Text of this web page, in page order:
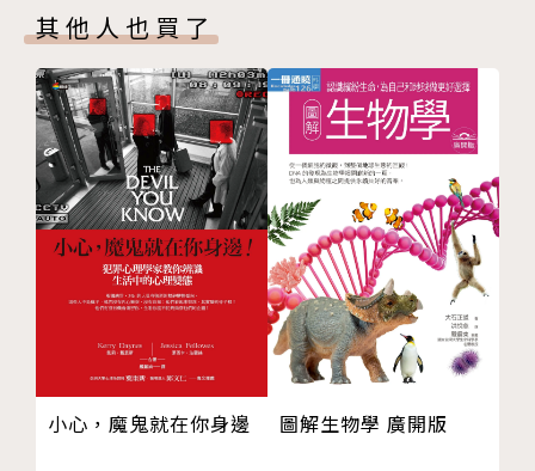
本書繼承美國生態學家奧爾多．李奧帕德，及自然
寫作作家本德．亨里希的寫作傳統，不僅富含知識、洋
溢人文氣息，更充滿令人嘴角上揚的有趣對比。不論你
是否喜愛拈花惹草，都會著迷於作者精彩生動的種子故
事。
本書特色：
★博客來選書暨2016年自然科普類年度暢銷榜No.2
★文化部第38次中小學生讀物人文社會類選介
★繼承美國生態學家奧爾多．李奧帕德，及自然寫作作
家本德．亨里希的寫作傳統
★作者曾獲約翰．巴勒斯獎章，亦榮獲2012年AAAS/S
ubaru SB&F Prize，以及太平洋西北書商公會圖書獎
8 又咬，又啄，又啃
9 豐富的滋味
10 最讓人開心的豆子
11 雨傘殺人事件
種子的移動力
12 令人難以抗拒的果肉
13 乘風破浪
結語 種子的未來
附錄A 俗名／學名對照表
參考書目
其他人也買了
小心，魔鬼就在你身邊 圖解生物學 廣開版